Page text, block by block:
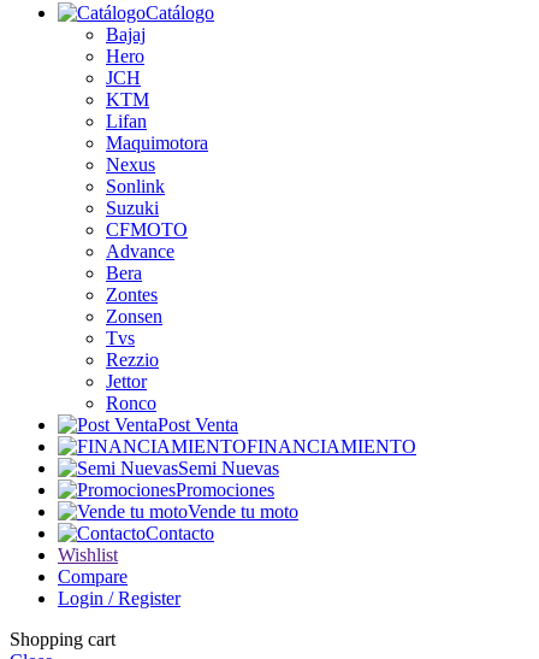
Catálogo
Bajaj
Hero
JCH
KTM
Lifan
Maquimotora
Nexus
Sonlink
Suzuki
CFMOTO
Advance
Bera
Zontes
Zonsen
Tvs
Rezzio
Jettor
Ronco
Post Venta
FINANCIAMIENTO
Semi Nuevas
Promociones
Vende tu moto
Contacto
Wishlist
Compare
Login / Register
Shopping cart